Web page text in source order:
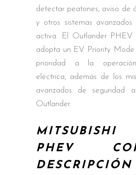
detectar peatones, aviso de
y otros sistemas avanzados
activa. El Outlander PHEV
adopta un EV Priority Mode
prioridad a la
eléctrica, además de los
avanzados de seguridad
Outlander.
PHEV
DESCRIPCIÓN